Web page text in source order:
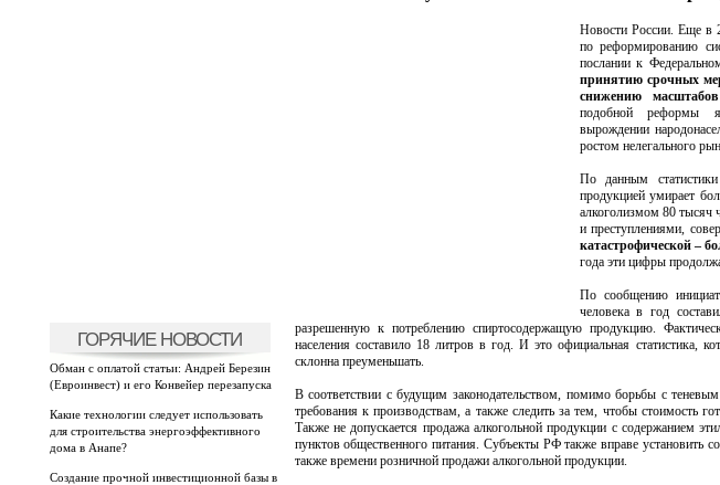
ГОРЯЧИЕ НОВОСТИ
Обман с оплатой статьи: Андрей Березин
(Евроинвест) и его Конвейер перезапуска
Какие технологии следует использовать
для строительства энергоэффективного
дома в Анапе?
Создание прочной инвестиционной базы в
Новости России. Еще
по реформированию
послании к
принятию срочных
снижению
подобной реформы
вырождении
ростом нелегального
По данным статистики
продукцией умирает
алкоголизмом 80 тысяч
и преступлениями,
катастрофической –
года эти цифры
По сообщению
человека в год
разрешенную к потреблению спиртосодержащую продукцию.
населения составило 18 литров в год. И это официальная статистика,
склонна преуменьшать.
В соответствии с будущим законодательством, помимо борьбы с
требования к производствам, а также следить за тем, чтобы стоимость
Также не допускается продажа алкогольной продукции с содержанием
пунктов общественного питания. Субъекты РФ также вправе установить
также времени розничной продажи алкогольной продукции.